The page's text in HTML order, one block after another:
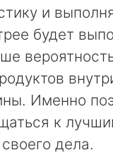
и
будет
Именно
к
дела.